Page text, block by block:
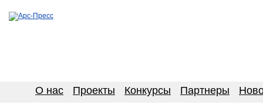
О нас Проекты Конкурсы Партнеры